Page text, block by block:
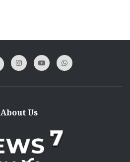
About Us